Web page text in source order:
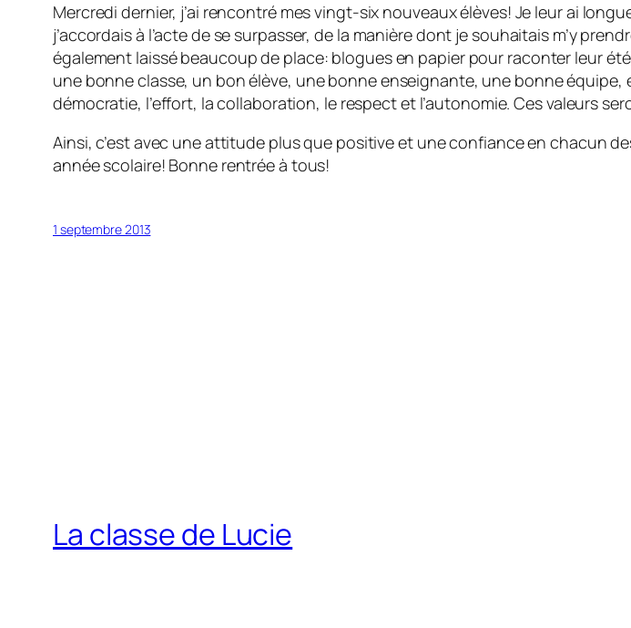
Mercredi dernier, j’ai rencontré mes vingt-six nouveaux élèves! Je leur ai
j’accordais à l’acte de se surpasser, de la manière dont je souhaitais m’y
également laissé beaucoup de place: blogues en papier pour raconter leur
une bonne classe, un bon élève, une bonne enseignante, une bonne
démocratie, l’effort, la collaboration, le respect et l’autonomie. Ces valeurs
Ainsi, c’est avec une attitude plus que positive et une confiance en chacun
année scolaire! Bonne rentrée à tous!
1 septembre 2013
La classe de Lucie